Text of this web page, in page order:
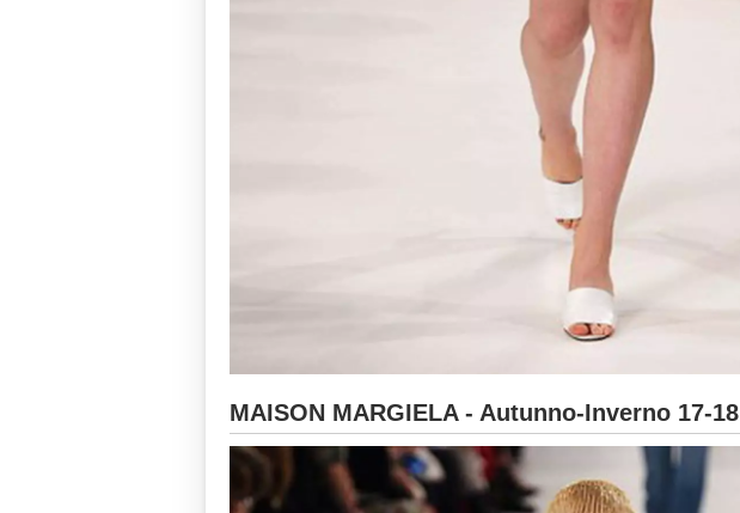
MAISON MARGIELA - Autunno-Inverno 17-18